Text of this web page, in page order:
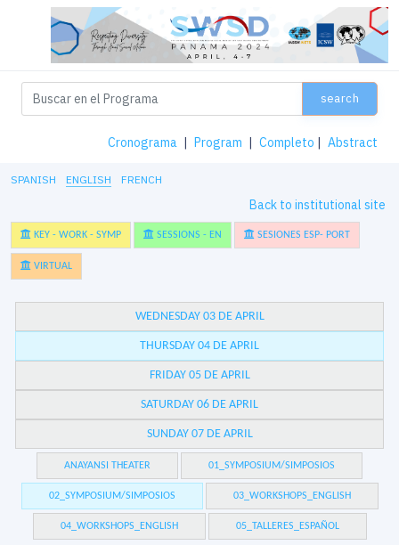
search
Cronograma | Program | Completo | Abstract
SPANISH ENGLISH FRENCH
Back to institutional site
KEY - WORK - SYMP SESSIONS - EN SESIONES ESP- PORT
VIRTUAL
WEDNESDAY 03 DE APRIL
THURSDAY 04 DE APRIL
FRIDAY 05 DE APRIL
SATURDAY 06 DE APRIL
SUNDAY 07 DE APRIL
ANAYANSI THEATER 01_SYMPOSIUM/SIMPOSIOS
02_SYMPOSIUM/SIMPOSIOS 03_WORKSHOPS_ENGLISH
04_WORKSHOPS_ENGLISH 05_TALLERES_ESPAÑOL